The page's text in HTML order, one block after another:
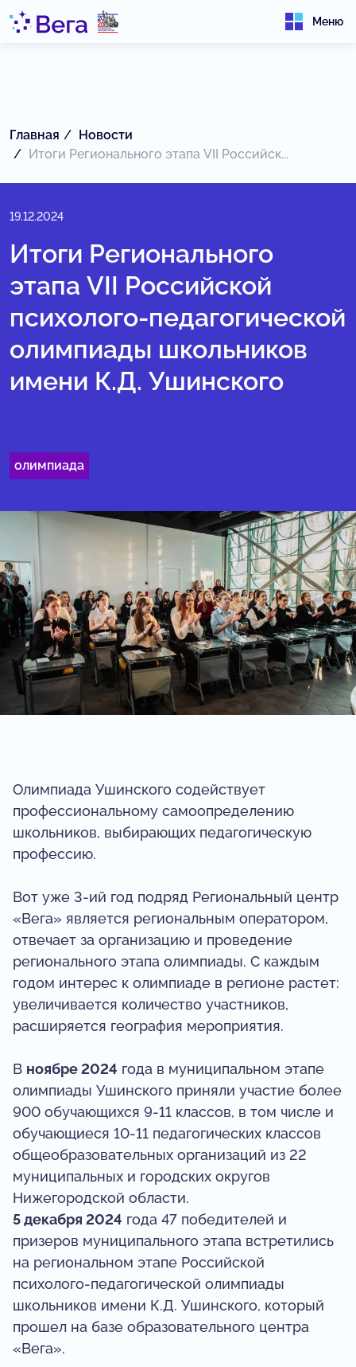
Меню
Главная
Новости
Итоги Регионального этапа VII Российск...
19.12.2024
Итоги Регионального
этапа VII Российской
психолого-педагогической
олимпиады школьников
имени К.Д. Ушинского
олимпиада
Олимпиада Ушинского содействует
профессиональному самоопределению
школьников, выбирающих педагогическую
профессию.
Вот уже 3-ий год подряд Региональный центр
«Вега» является региональным оператором,
отвечает за организацию и проведение
регионального этапа олимпиады. С каждым
годом интерес к олимпиаде в регионе растет:
увеличивается количество участников,
расширяется география мероприятия.
В ноябре 2024 года в муниципальном этапе
олимпиады Ушинского приняли участие более
900 обучающихся 9-11 классов, в том числе и
обучающиеся 10-11 педагогических классов
общеобразовательных организаций из 22
муниципальных и городских округов
Нижегородской области.
5 декабря 2024 года 47 победителей и
призеров муниципального этапа встретились
на региональном этапе Российской
психолого-педагогической олимпиады
школьников имени К.Д. Ушинского, который
прошел на базе образовательного центра
«Вега».